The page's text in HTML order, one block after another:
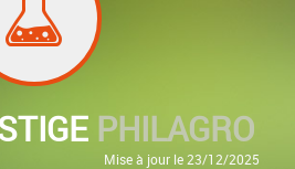
PHILAGRO
Mise à jour le 23/12/2025